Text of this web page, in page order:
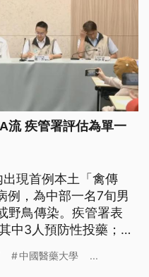
流 疾管署評估為單一
現首例本土「禽傳
例，為中部一名7旬男
野鳥傳染。疾管署表
中3人預防性投藥；染
偶發事件，疫情暫無擴
中國醫藥大學 ...